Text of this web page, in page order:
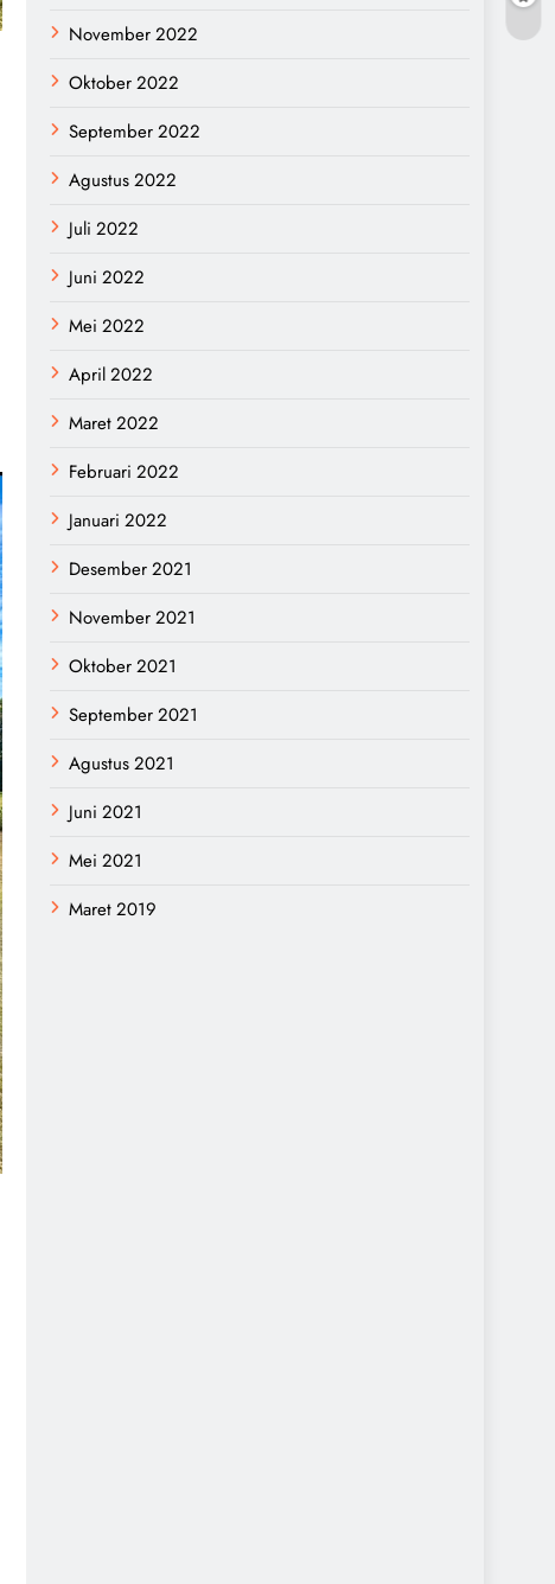
November 2022
Oktober 2022
September 2022
Agustus 2022
Juli 2022
Juni 2022
Mei 2022
April 2022
Maret 2022
Februari 2022
Januari 2022
Desember 2021
November 2021
Oktober 2021
September 2021
Agustus 2021
Juni 2021
Mei 2021
Maret 2019